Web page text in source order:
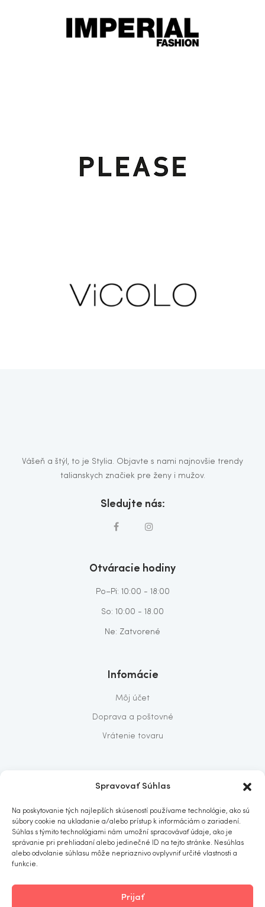
Spravovať Súhlas
Na poskytovanie tých najlepších skúseností používame technológie, ako sú
súbory cookie na ukladanie a/alebo prístup k informáciám o zariadení.
Súhlas s týmito technológiami nám umožní spracovávať údaje, ako je
správanie pri prehliadaní alebo jedinečné ID na tejto stránke. Nesúhlas
alebo odvolanie súhlasu môže nepriaznivo ovplyvniť určité vlastnosti a
funkcie.
Prijať
Vášeň a štýl, to je Stylia. Objavte s nami najnovšie trendy
talianskych značiek pre ženy i mužov.
Sledujte nás:
Otváracie hodiny
Po–Pi: 10:00 - 18:00
So: 10:00 - 18.00
Ne: Zatvorené
Infomácie
Môj účet
Doprava a poštovné
Vrátenie tovaru
Predajňa
Kontakt
ITOMNIA . All rights reserved.